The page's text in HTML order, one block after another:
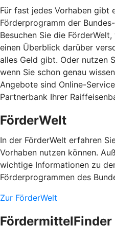
Für fast jedes Vorhaben gibt
Förderprogramm der
Besuchen Sie die
einen Überblick darüber
alles Geld gibt. Oder nutzen
wenn Sie schon genau
Angebote sind Online-
Partnerbank Ihrer
FörderWelt
In der FörderWelt erfahren
Vorhaben nutzen können.
wichtige Informationen zu
Förderprogrammen des
Zur FörderWelt
FördermittelFinder